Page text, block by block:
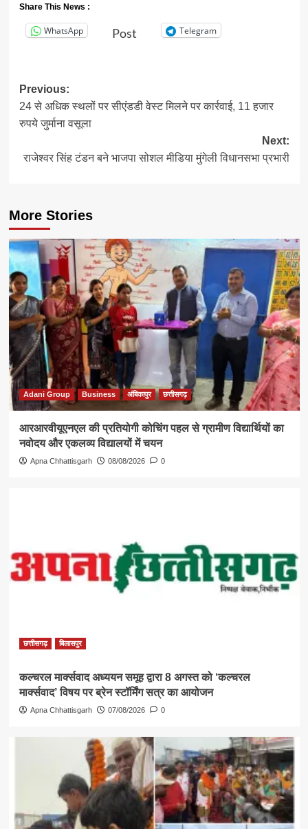
Share This News :
WhatsApp Post Telegram
Post
navigation
Previous:
24 से अधिक स्थलों पर सीएंडडी वेस्ट मिलने पर कार्रवाई, 11 हजार
रुपये जुर्माना वसूला
Next:
राजेश्वर सिंह टंडन बने भाजपा सोशल मीडिया मुंगेली विधानसभा प्रभारी
More Stories
Adani Group Business अंबिकापुर छत्तीसगढ़
आरआरवीयूएनएल की प्रतियोगी कोचिंग पहल से ग्रामीण विद्यार्थियों का
नवोदय और एकलव्य विद्यालयों में चयन
Apna Chhattisgarh 08/08/2026 0
छत्तीसगढ़ बिलासपुर
कल्चरल मार्क्सवाद अध्ययन समूह द्वारा 8 अगस्त को ‘कल्चरल
मार्क्सवाद’ विषय पर ब्रेन स्टॉर्मिंग सत्र का आयोजन
Apna Chhattisgarh 07/08/2026 0